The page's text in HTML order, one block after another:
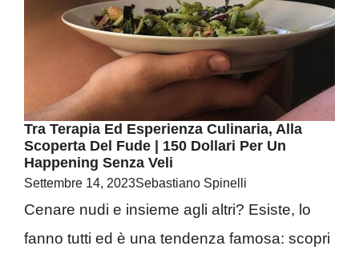
Tra Terapia Ed Esperienza Culinaria, Alla
Scoperta Del Fude | 150 Dollari Per Un
Happening Senza Veli
Settembre 14, 2023Sebastiano Spinelli
Cenare nudi e insieme agli altri? Esiste, lo
fanno tutti ed è una tendenza famosa: scopri